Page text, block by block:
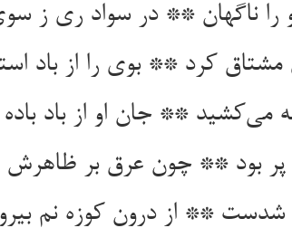
ناگهان ** در سواد ری ز
مشتاق کرد ** بوی را از باد
می‌کشید ** جان او از باد
پر بود ** چون عرق بر ظاهرش
شدست ** از درون کوزه نم